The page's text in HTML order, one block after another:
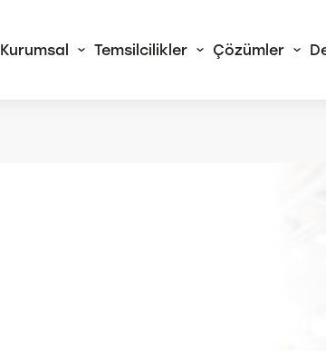
Kurumsal Temsilcilikler Çözümler